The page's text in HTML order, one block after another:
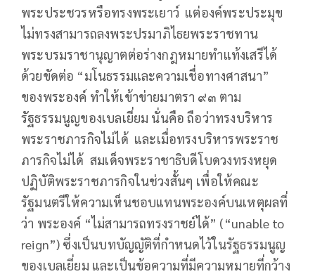
พระประชวรหรือทรงพระเยาว์ แต่องค์พระประมุข
ไม่ทรงสามารถลงพระปรมาภิไธยพระราชทาน
พระบรมราชานุญาตต่อร่างกฎหมายทำแท้งเสรีได้
ด้วยขัดต่อ “มโนธรรมและความเชื่อทางศาสนา”
ของพระองค์ ทำให้เข้าข่ายมาตรา ๙๓ ตาม
รัฐธรรมนูญของเบลเยี่ยม นั่นคือ ถือว่าทรงบริหาร
พระราชภารกิจไม่ได้ และเมื่อทรงบริหารพระราช
ภารกิจไม่ได้ สมเด็จพระราชาธิบดีโบดวงทรงหยุด
ปฏิบัติพระราชภารกิจในช่วงสั้นๆ เพื่อให้คณะ
รัฐมนตรีให้ความเห็นชอบแทนพระองค์บนเหตุผลที่
ว่า พระองค์ “ไม่สามารถทรงราชย์ได้” (“unable to
reign”) ซึ่งเป็นบทบัญญัติที่กำหนดไว้ในรัฐธรรมนูญ
ของเบลเยี่ยม และเป็นข้อความที่มีความหมายที่กว้าง